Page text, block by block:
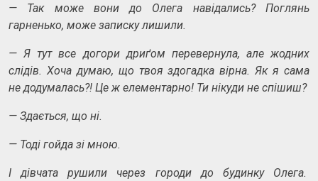
— Так може вони до Олега навідались? Поглянь
гарненько, може записку лишили.
—Я тут все догори дриґом перевернула, але жодних
слідів. Хоча думаю, що твоя здогадка вірна. Як я сама
не додумалась?! Це ж елементарно! Ти нікуди не спішиш?
— Здається, що ні.
— Тоді гойда зі мною.
І дівчата рушили через городи до будинку Олега.